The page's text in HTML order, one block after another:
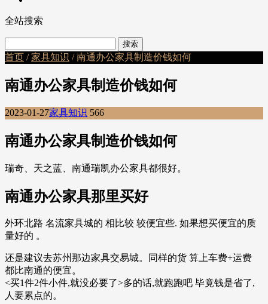
全站搜索
首页 /家具知识 / 南通办公家具制造价钱如何
南通办公家具制造价钱如何
2023-01-27家具知识 566
南通办公家具制造价钱如何
瑞奇、天之蓝、南通瑞凯办公家具都很好。
南通办公家具那里买好
外环北路 名流家具城的 相比较 较便宜些. 如果想买便宜的质
量好的 。
还是建议去苏州那边家具交易城。同样的货 算上车费+运费
都比南通的便宜。
<买1件2件小件,就没必要了>多的话,就跑跑吧 毕竟钱是省了,
人要累点的。